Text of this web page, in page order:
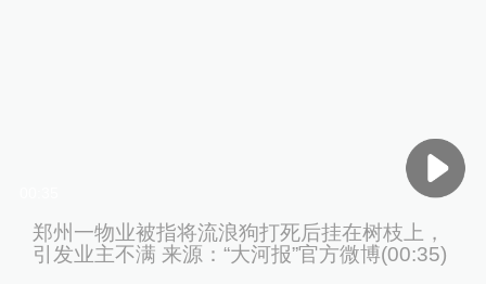
郑州一物业被指将流浪狗打死后挂在树枝上，
引发业主不满 来源：“大河报”官方微博(00:35)